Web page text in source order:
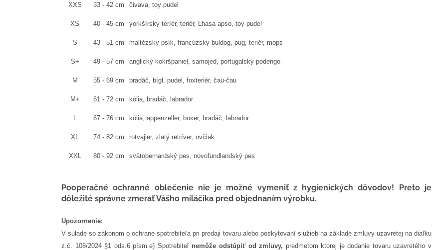
XXS 33 - 42 cm čivava, toy pudel
XS 40 - 45 cm yorkšírsky teríér, teriér, Lhasa apso, toy pudel
S 43 - 51 cm maltézsky psík, francúzsky buldog, pug, teriér, mops
S+ 49 - 57 cm anglický kokršpaniel, samojed, portugalský podengo
M 55 - 69 cm bradáč, bígl, pudel, foxteriér, čau-čau
M+ 61 - 72 cm kólia, bradáč, labrador
67 - 76 cm kólia, appenzeller, boxer, bradáč, labrador
XL 74 - 82 cm rotvajler, zlatý retríver, ovčiak
XXL 80 - 92 cm svätobernardský pes, novofundlandský pes
Pooperačné ochranné oblečenie nie je možné vymeniť z hygienických dôvodov! Preto je
dôležité správne zmerať Vášho miláčika pred objednaním výrobku.
Upozornenie:
V súlade so zákonom o ochrane spotrebiteľa pri predaji tovaru alebo poskytovaní služieb na základe zmluvy uzavretej na diaľku
z.č. 108/2024 §1 ods.6 písm.e) Spotrebiteľ nemôže odstúpiť od zmluvy, predmetom ktorej je dodanie tovaru uzavretého v